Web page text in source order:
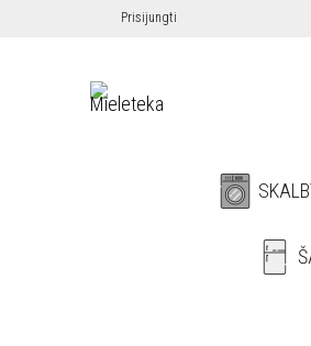
Prisijungti